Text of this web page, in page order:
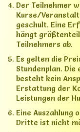
Der Teilnehmer
Kurse/
geschult. Eine
hängt
Teilnehmers ab.
Es gelten die
Stundenplan.
besteht kein
Erstattung der
Leistungen der
Eine Auszahlung
Dritte ist nicht